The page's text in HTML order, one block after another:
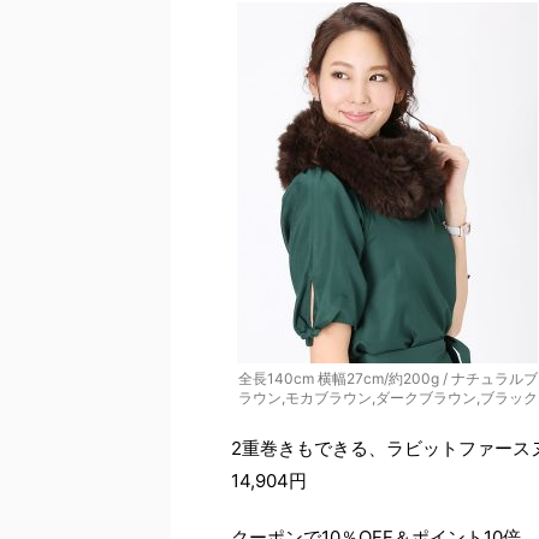
全長140cm 横幅27cm/約200g / ナチュラルブ
ラウン,モカブラウン,ダークブラウン,ブラック
2重巻きもできる、ラビットファース
14,904円